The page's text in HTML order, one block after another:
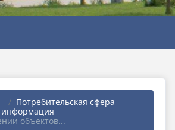
Потребительская сфера
информация
объектов...